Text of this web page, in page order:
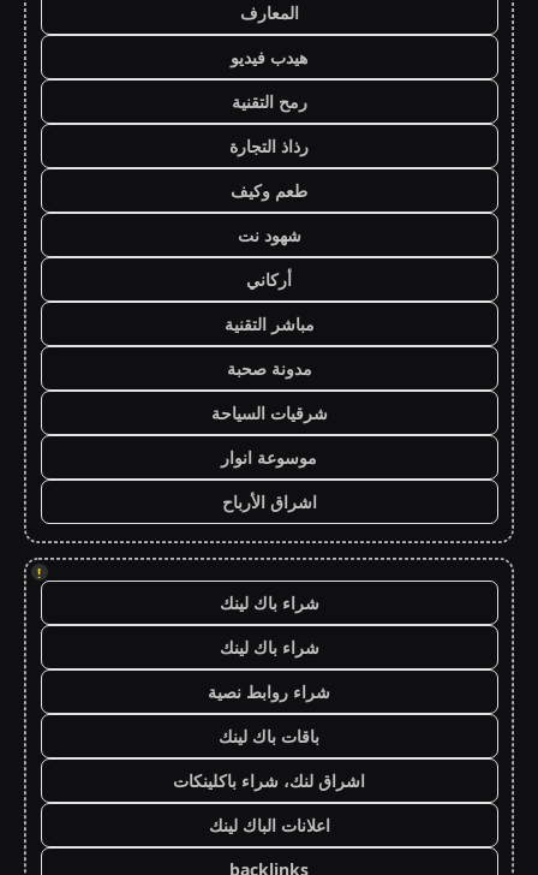
المعارف
هيدب فيديو
رمح التقنية
رذاذ التجارة
طعم وكيف
شهود نت
أركاني
مباشر التقنية
مدونة صحبة
شرقيات السياحة
موسوعة انوار
اشراق الأرباح
!
شراء باك لينك
شراء باك لينك
شراء روابط نصية
باقات باك لينك
اشراق لنك، شراء باكلينكات
اعلانات الباك لينك
backlinks